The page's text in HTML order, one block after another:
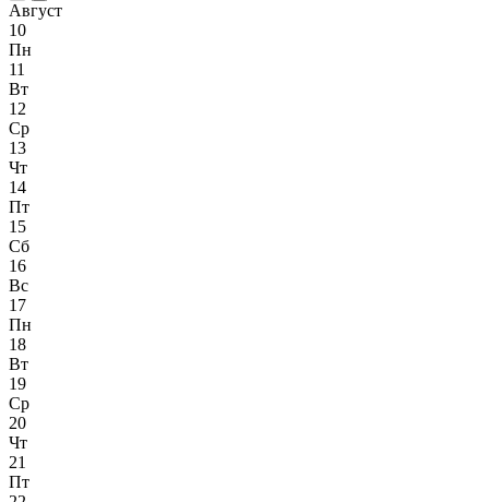
Август
10
Пн
11
Вт
12
Ср
13
Чт
14
Пт
15
Сб
16
Вс
17
Пн
18
Вт
19
Ср
20
Чт
21
Пт